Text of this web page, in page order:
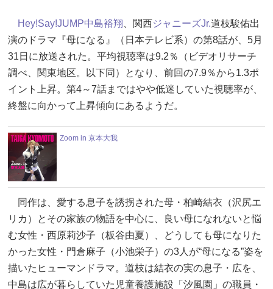
Hey!Say!JUMP中島裕翔 、関西ジャニーズJr.道枝駿佑出
演のドラマ『母になる』（日本テレビ系）の第8話が、5月
31日に放送された。平均視聴率は9.2％（ビデオリサーチ
調べ、関東地区。以下同）となり、前回の7.9％から1.3ポ
イント上昇。第4～7話まではやや低迷していた視聴率が、
終盤に向かって上昇傾向にあるようだ。
Zoom in 京本大我
同作は、愛する息子を誘拐された母・柏崎結衣（沢尻エ
リカ）とその家族の物語を中心に、良い母になれないと悩
む女性・西原莉沙子（板谷由夏）、どうしても母になりた
かった女性・門倉麻子（小池栄子）の3人が“母になる”姿を
描いたヒューマンドラマ。道枝は結衣の実の息子・広を、
中島は広が暮らしていた児童養護施設「汐風園」の職員・